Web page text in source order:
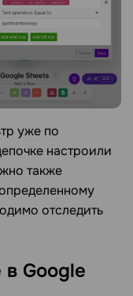
уже по
настроили
также
отследить
Google